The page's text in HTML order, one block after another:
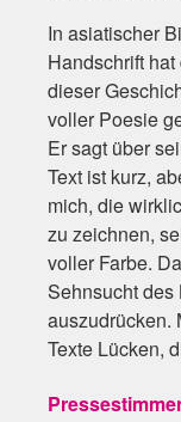
In asiatischer
Handschrift
dieser
voller Poesie
Er sagt über
Text ist kurz,
mich, die
zu zeichnen,
voller Farbe.
Sehnsucht des
auszudrücken.
Texte Lücken,